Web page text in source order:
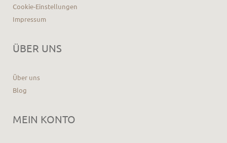
Cookie-Einstellungen
Impressum
ÜBER UNS
Über uns
Blog
MEIN KONTO